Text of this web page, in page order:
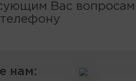
Вас
нам: